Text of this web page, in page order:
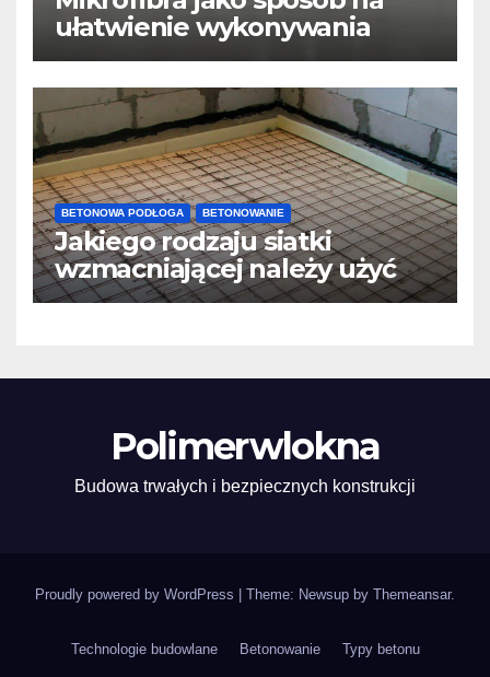
ułatwienie wykonywania
posadzek betonowych i
konstrukcji
BETONOWA PODŁOGA BETONOWANIE
Jakiego rodzaju siatki
wzmacniającej należy użyć
do wylewek podłogowych?
Polimerwlokna
Budowa trwałych i bezpiecznych konstrukcji
Proudly powered by WordPress | Theme: Newsup by Themeansar.
Technologie budowlane Betonowanie Typy betonu